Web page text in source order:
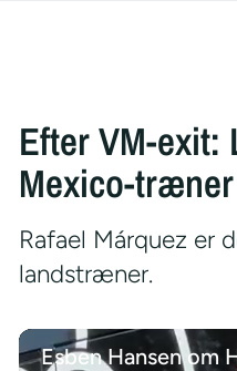
Efter VM-exit:
Mexico-træner
Rafael Márquez er
landstræner.